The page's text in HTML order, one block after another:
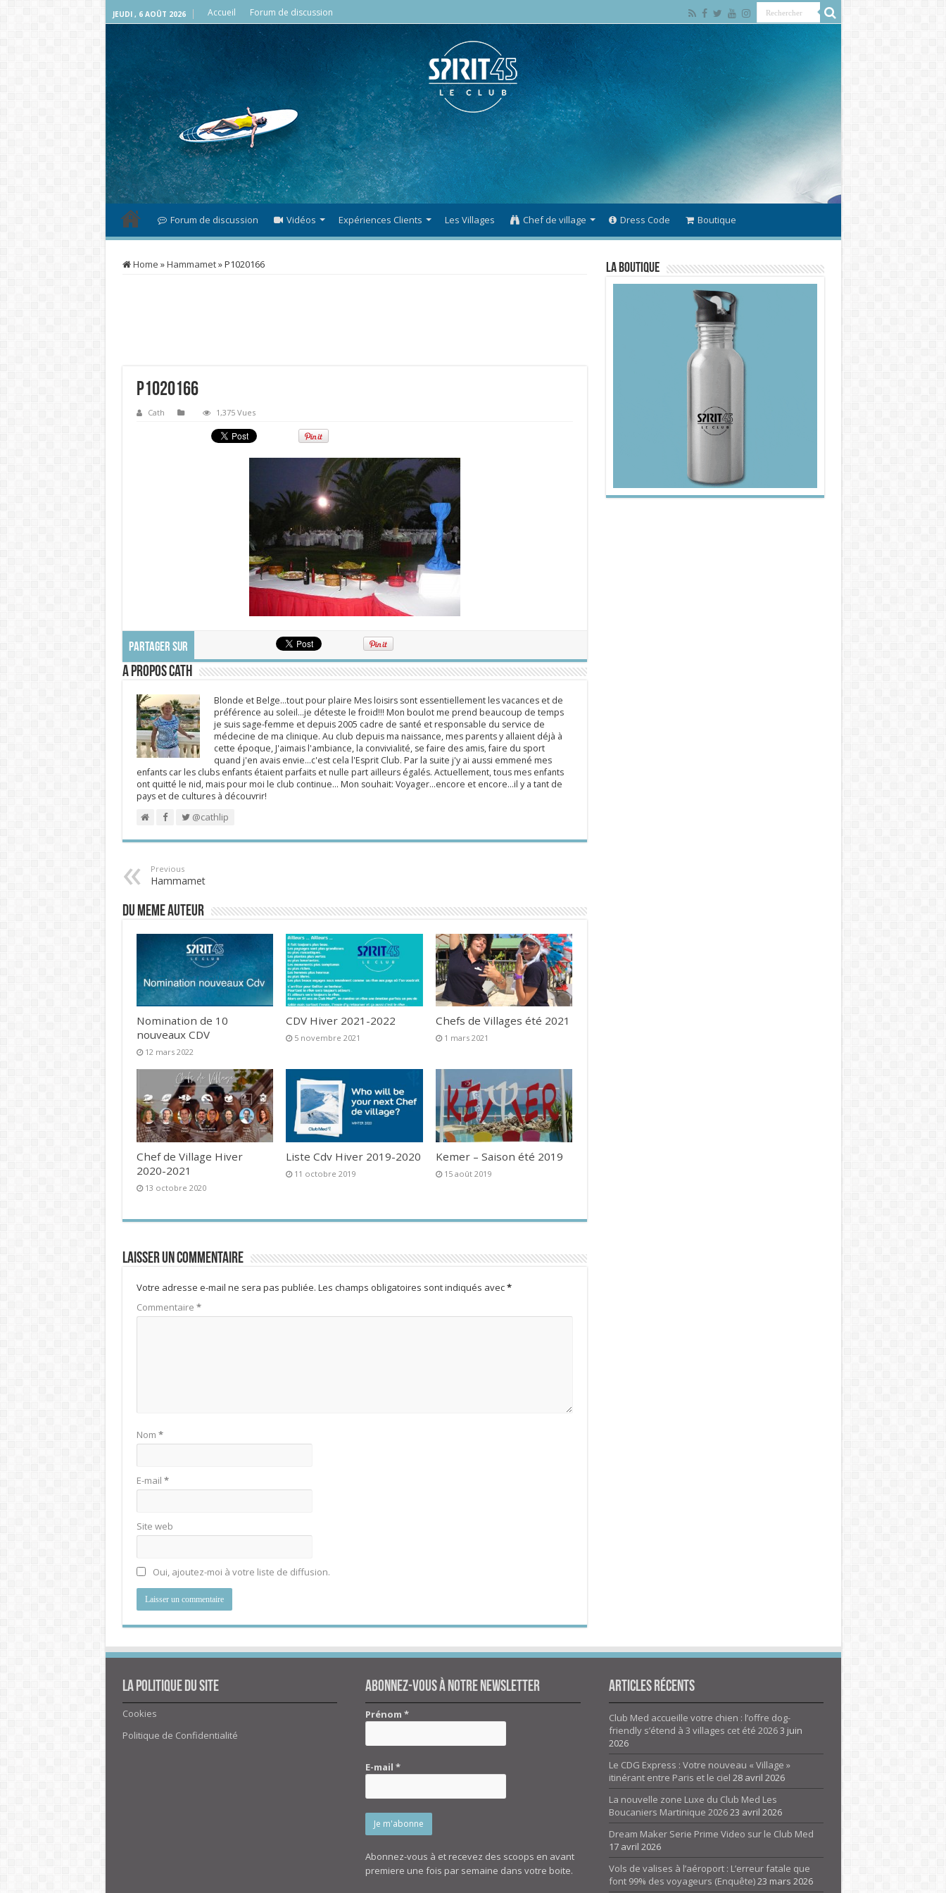
JEUDI , 6 AOÛT 2026 Accueil Forum de discussion
Forum de discussion Vidéos Expériences Clients Les Villages Chef de village Dress Code Boutique
Home »Hammamet»P1020166
P1020166
Cath 1,375 Vues
PARTAGER SUR
A propos Cath
Blonde et Belge...tout pour plaire Mes loisirs sont essentiellement les vacances et de
préférence au soleil...je déteste le froid!!! Mon boulot me prend beaucoup de temps
je suis sage-femme et depuis 2005 cadre de santé et responsable du service de
médecine de ma clinique. Au club depuis ma naissance, mes parents y allaient déjà à
cette époque, J'aimais l'ambiance, la convivialité, se faire des amis, faire du sport
quand j'en avais envie...c'est cela l'Esprit Club. Par la suite j'y ai aussi emmené mes
enfants car les clubs enfants étaient parfaits et nulle part ailleurs égalés. Actuellement, tous mes enfants
ont quitté le nid, mais pour moi le club continue... Mon souhait: Voyager...encore et encore...il y a tant de
pays et de cultures à découvrir!
@cathlip
Previous
Hammamet
DU MEME AUTEUR
Nomination de 10
nouveaux CDV
12 mars 2022
CDV Hiver 2021-2022
5 novembre 2021
Chefs de Villages été 2021
1 mars 2021
Chef de Village Hiver
2020-2021
13 octobre 2020
Liste Cdv Hiver 2019-2020
11 octobre 2019
Kemer – Saison été 2019
15 août 2019
Laisser un commentaire
Votre adresse e-mail ne sera pas publiée. Les champs obligatoires sont indiqués avec*
Commentaire *
Nom *
E-mail *
Site web
Oui, ajoutez-moi à votre liste de diffusion.
La Boutique
La politique du site
Cookies
Politique de Confidentialité
Abonnez-vous à notre newsletter
Prénom*
E-mail*
Abonnez-vous à et recevez des scoops en avant
premiere une fois par semaine dans votre boite.
Articles Récents
Club Med accueille votre chien : l’offre dog-
friendly s’étend à 3 villages cet été 20263 juin
2026
Le CDG Express : Votre nouveau « Village »
itinérant entre Paris et le ciel 28 avril 2026
La nouvelle zone Luxe du Club Med Les
Boucaniers Martinique 202623 avril 2026
Dream Maker Serie Prime Video sur le Club Med
17 avril 2026
Vols de valises à l’aéroport : L’erreur fatale que
font 99% des voyageurs (Enquête)23 mars 2026